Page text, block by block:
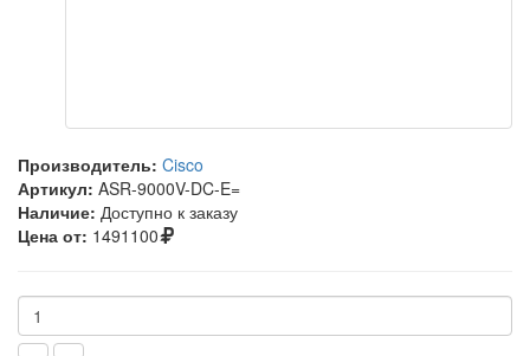
Производитель: Cisco
Артикул: ASR-9000V-DC-E=
Наличие: Доступно к заказу
Цена от: 1491100